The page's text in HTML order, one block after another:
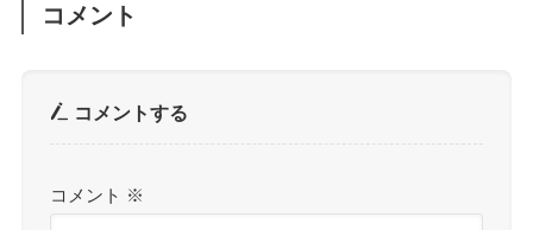
コメント
コメントする
コメント ※